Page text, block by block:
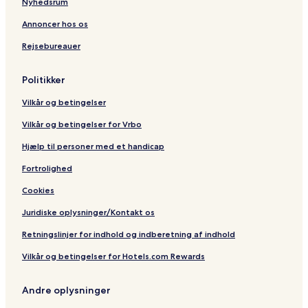
n
n
t
s
t
n
t
o
s
Annoncer hos os
Rejsebureauer
Politikker
Vilkår og betingelser
Vilkår og betingelser for Vrbo
Hjælp til personer med et handicap
Fortrolighed
Cookies
Juridiske oplysninger/Kontakt os
Retningslinjer for indhold og indberetning af indhold
Vilkår og betingelser for Hotels.com Rewards
Andre oplysninger